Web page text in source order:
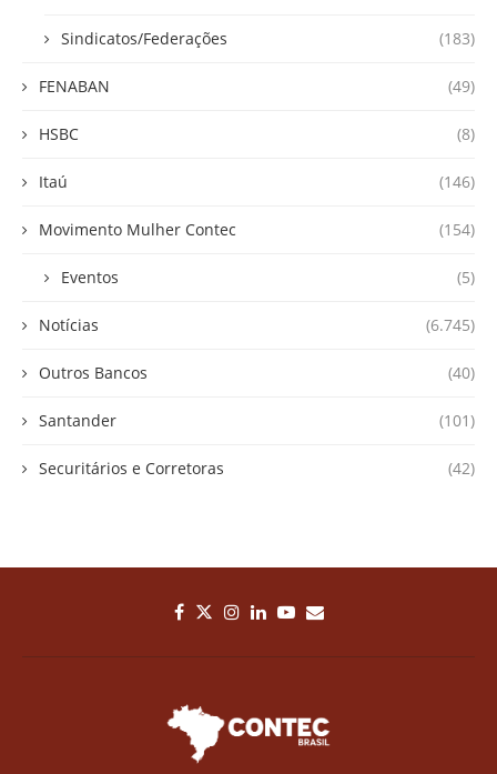
Sindicatos/Federações (183)
FENABAN (49)
HSBC (8)
Itaú (146)
Movimento Mulher Contec (154)
Eventos (5)
Notícias (6.745)
Outros Bancos (40)
Santander (101)
Securitários e Corretoras (42)